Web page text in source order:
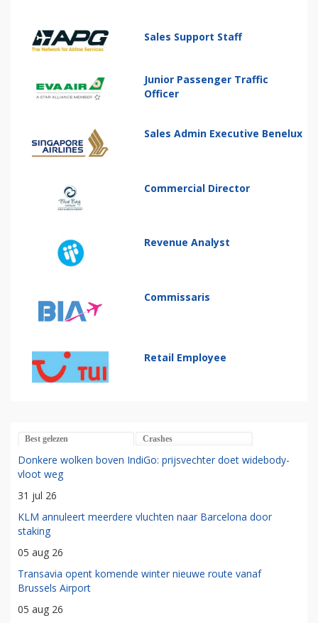
Sales Support Staff
Junior Passenger Traffic
Officer
Sales Admin Executive Benelux
Commercial Director
Revenue Analyst
Commissaris
Retail Employee
Best gelezen Crashes
Donkere wolken boven IndiGo: prijsvechter doet widebody-
vloot weg
31 jul 26
KLM annuleert meerdere vluchten naar Barcelona door
staking
05 aug 26
Transavia opent komende winter nieuwe route vanaf
Brussels Airport
05 aug 26